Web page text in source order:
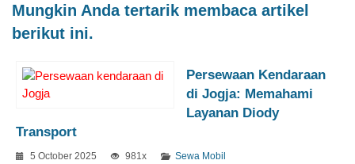
Mungkin Anda tertarik membaca artikel
berikut ini.
Persewaan Kendaraan
di Jogja: Memahami
Layanan Diody
Transport
5 October 2025 981x Sewa Mobil